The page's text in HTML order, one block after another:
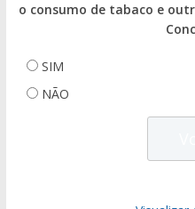
o consumo de tabaco e
SIM
NÃO